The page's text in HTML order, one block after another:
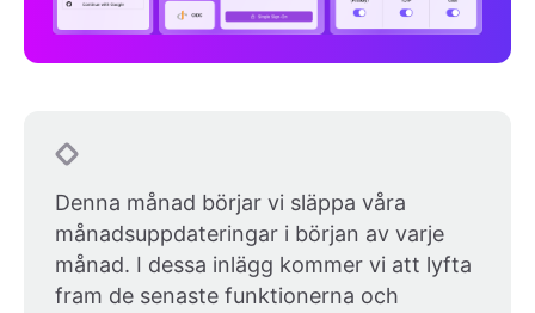
Denna månad börjar vi släppa våra
månadsuppdateringar i början av varje
månad. I dessa inlägg kommer vi att lyfta
fram de senaste funktionerna och